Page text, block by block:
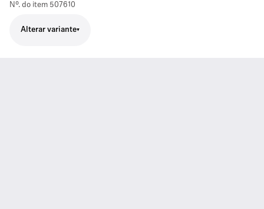
Nº. do item 507610
Alterar variante